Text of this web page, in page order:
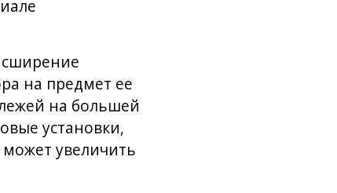
на предмет ее
на большей
установки,
может увеличить